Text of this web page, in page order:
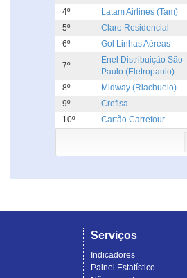
4º
Latam Airlines (Tam)
5º
Claro Residencial
6º
Gol Linhas Aéreas
7º
Enel Distribuição São
Paulo (Eletropaulo)
8º Midway (Riachuelo)
9º
Crefisa
10º
Cartão Carrefour
Serviços
Indicadores
Painel Estatístico